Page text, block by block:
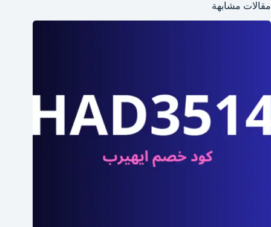
مقالات مشابهة